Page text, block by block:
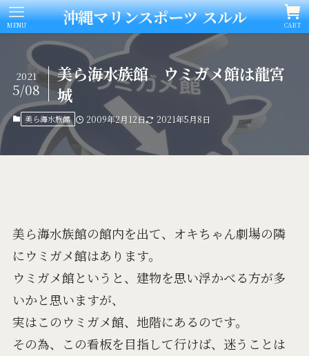
沖縄マリンスポーツ スルル CART
MENU
美ら海水族館 ウミガメ館は龍宮
城
2021
5/08
美ら海水族館 2009年2月12日 2021年5月8日
美ら海水族館の館内を出て、オキちゃん劇場の隣
にウミガメ館はあります。
ウミガメ館というと、建物を思い浮かべる方が多
いかと思いますが、
実はこのウミガメ館、地階にあるのです。
その為、この看板を目指して行けば、迷うことは